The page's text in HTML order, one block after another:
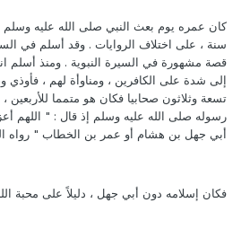
كان عمره يوم بعث النبي صلى الله عليه وسلم
سنة ، على اختلاف الروايات . وقد أسلم في
قصة مشهورة في السيرة النبوية . ومنذ أسلم
إلى شدة على الكافرين ، ومناوأة لهم ، فأوذي
تسعة وثلاثون صحابيا فكان هو متمما للأربعين
رسوله صلى الله عليه وسلم إذ قال : " اللهم أعز
أبي جهل بن هشام أو عمر بن الخطاب " رواه
فكان إسلامه دون أبي جهل ، دليلاً على محبة